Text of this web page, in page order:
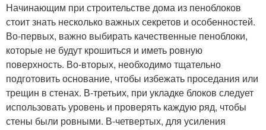
Начинающим при строительстве дома из пеноблоков
стоит знать несколько важных секретов и особенностей.
Во-первых, важно выбирать качественные пеноблоки,
которые не будут крошиться и иметь ровную
поверхность. Во-вторых, необходимо тщательно
подготовить основание, чтобы избежать проседания или
трещин в стенах. В-третьих, при укладке блоков следует
использовать уровень и проверять каждую ряд, чтобы
стены были ровными. В-четвертых, для усиления